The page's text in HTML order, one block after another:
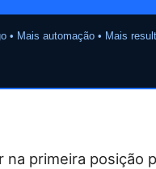
• Mais automação • Mais
primeira posição